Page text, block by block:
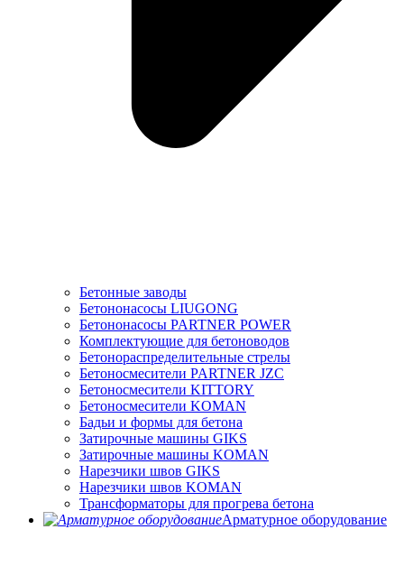
Бетонные заводы
Бетононасосы LIUGONG
Бетононасосы PARTNER POWER
Комплектующие для бетоноводов
Бетонораспределительные стрелы
Бетоносмесители PARTNER JZC
Бетоносмесители KITTORY
Бетоносмесители KOMAN
Бадьи и формы для бетона
Затирочные машины GIKS
Затирочные машины KOMAN
Нарезчики швов GIKS
Нарезчики швов KOMAN
Трансформаторы для прогрева бетона
Арматурное оборудование